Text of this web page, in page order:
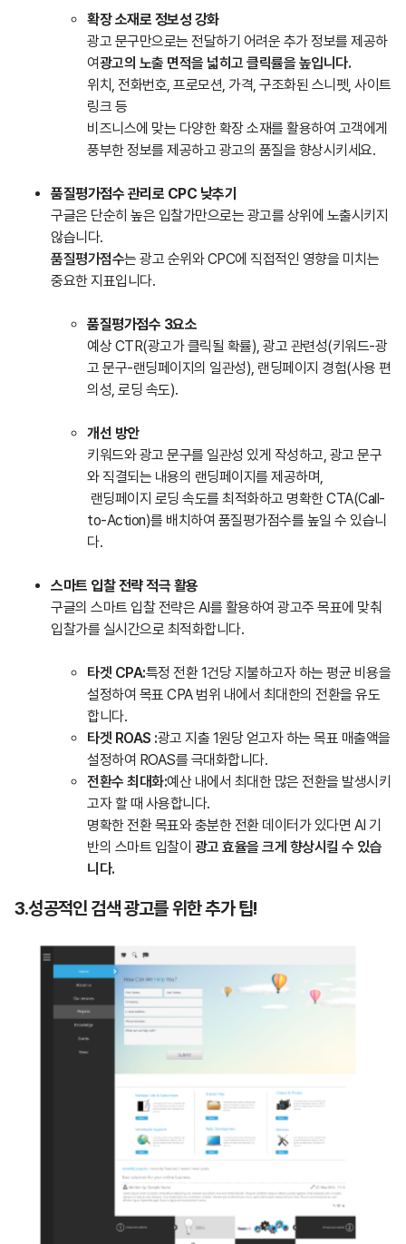
확장 소재로 정보성 강화
광고 문구만으로는 전달하기 어려운 추가 정보를 제공하
여광고의 노출 면적을 넓히고 클릭률을 높입니다.
위치, 전화번호, 프로모션, 가격, 구조화된 스니펫, 사이트
링크 등
비즈니스에 맞는 다양한 확장 소재를 활용하여 고객에게
풍부한 정보를 제공하고 광고의 품질을 향상시키세요.
품질평가점수 관리로 CPC 낮추기
구글은 단순히 높은 입찰가만으로는 광고를 상위에 노출시키지
않습니다.
품질평가점수는 광고 순위와 CPC에 직접적인 영향을 미치는
중요한 지표입니다.
품질평가점수 3요소
예상 CTR(광고가 클릭될 확률), 광고 관련성(키워드-광
고 문구-랜딩페이지의 일관성), 랜딩페이지 경험(사용 편
의성, 로딩 속도).
개선 방안
키워드와 광고 문구를 일관성 있게 작성하고, 광고 문구
와 직결되는 내용의 랜딩페이지를 제공하며,
랜딩페이지 로딩 속도를 최적화하고 명확한 CTA(Call-
to-Action)를 배치하여 품질평가점수를 높일 수 있습니
다.
스마트 입찰 전략 적극 활용
구글의 스마트 입찰 전략은 AI를 활용하여 광고주 목표에 맞춰
입찰가를 실시간으로 최적화합니다.
타겟 CPA:특정 전환 1건당 지불하고자 하는 평균 비용을
설정하여 목표 CPA 범위 내에서 최대한의 전환을 유도
합니다.
타겟 ROAS :광고 지출 1원당 얻고자 하는 목표 매출액을
설정하여 ROAS를 극대화합니다.
전환수 최대화:예산 내에서 최대한 많은 전환을 발생시키
고자 할 때 사용합니다.
명확한 전환 목표와 충분한 전환 데이터가 있다면 AI 기
반의 스마트 입찰이 광고 효율을 크게 향상시킬 수 있습
니다.
3.성공적인 검색 광고를 위한 추가 팁!